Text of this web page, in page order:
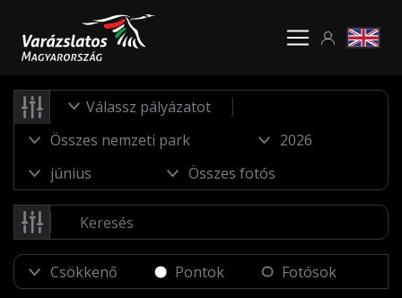
Válassz pályázatot
Pontok Fotósok